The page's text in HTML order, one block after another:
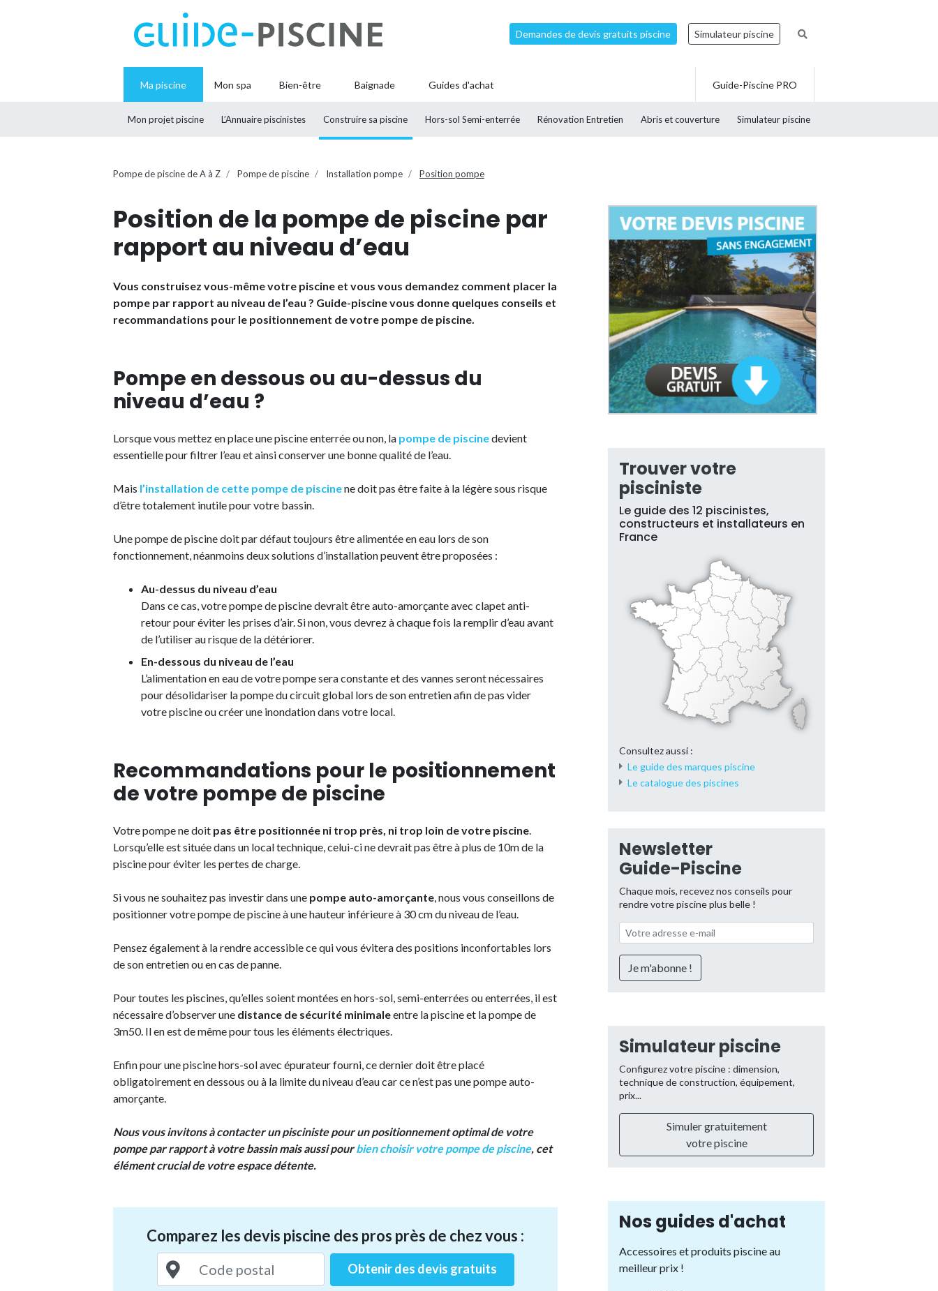
Demandes de devis gratuits piscine Simulateur piscine
Ma piscine
Mon projet piscine L’Annuaire piscinistes Construire sa piscine Hors-sol Semi-enterrée Rénovation Entretien Abris et couverture Simulateur piscine
Mon spa Bien-être Baignade Guides d'achat Guide-Piscine PRO
Pompe de piscine de A à Z Pompe de piscine Installation pompe Position pompe
Position de la pompe de piscine par
rapport au niveau d’eau
Vous construisez vous-même votre piscine et vous vous demandez comment placer la
pompe par rapport au niveau de l’eau ? Guide-piscine vous donne quelques conseils et
recommandations pour le positionnement de votre pompe de piscine.
Pompe en dessous ou au-dessus du
niveau d’eau ?
Lorsque vous mettez en place une piscine enterrée ou non, la pompe de piscinedevient
essentielle pour filtrer l’eau et ainsi conserver une bonne qualité de l’eau.
Mais l’installation de cette pompe de piscinene doit pas être faite à la légère sous risque
d’être totalement inutile pour votre bassin.
Une pompe de piscine doit par défaut toujours être alimentée en eau lors de son
fonctionnement, néanmoins deux solutions d’installation peuvent être proposées :
Au-dessus du niveau d’eau
Dans ce cas, votre pompe de piscine devrait être auto-amorçante avec clapet anti-
retour pour éviter les prises d’air. Si non, vous devrez à chaque fois la remplir d’eau avant
de l’utiliser au risque de la détériorer.
En-dessous du niveau de l’eau
L’alimentation en eau de votre pompe sera constante et des vannes seront nécessaires
pour désolidariser la pompe du circuit global lors de son entretien afin de pas vider
votre piscine ou créer une inondation dans votre local.
Recommandations pour le positionnement
de votre pompe de piscine
Votre pompe ne doit pas être positionnée ni trop près, ni trop loin de votre piscine.
Lorsqu’elle est située dans un local technique, celui-ci ne devrait pas être à plus de 10m de la
piscine pour éviter les pertes de charge.
Si vous ne souhaitez pas investir dans une pompe auto-amorçante, nous vous conseillons de
positionner votre pompe de piscine à une hauteur inférieure à 30 cm du niveau de l’eau.
Pensez également à la rendre accessible ce qui vous évitera des positions inconfortables lors
de son entretien ou en cas de panne.
Pour toutes les piscines, qu’elles soient montées en hors-sol, semi-enterrées ou enterrées, il est
nécessaire d’observer une distance de sécurité minimaleentre la piscine et la pompe de
3m50. Il en est de même pour tous les éléments électriques.
Enfin pour une piscine hors-sol avec épurateur fourni, ce dernier doit être placé
obligatoirement en dessous ou à la limite du niveau d’eau car ce n’est pas une pompe auto-
amorçante.
Nous vous invitons à contacter un pisciniste pour un positionnement optimal de votre
pompe par rapport à votre bassin mais aussi pourbien choisir votre pompe de piscine, cet
élément crucial de votre espace détente.
Comparez les devis piscine des pros près de chez vous :
Obtenir des devis gratuits
Trouver votre
pisciniste
Le guide des 12 piscinistes,
constructeurs et installateurs en
France
Consultez aussi :
Le guide des marques piscine
Le catalogue des piscines
Newsletter
Guide-Piscine
Chaque mois, recevez nos conseils pour
rendre votre piscine plus belle !
Simulateur piscine
Configurez votre piscine : dimension,
technique de construction, équipement,
prix...
Simuler gratuitement
votre piscine
Nos guides d'achat
Accessoires et produits piscine au
meilleur prix !